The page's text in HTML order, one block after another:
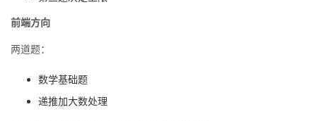
前端方向
两道题：
数学基础题
递推加大数处理